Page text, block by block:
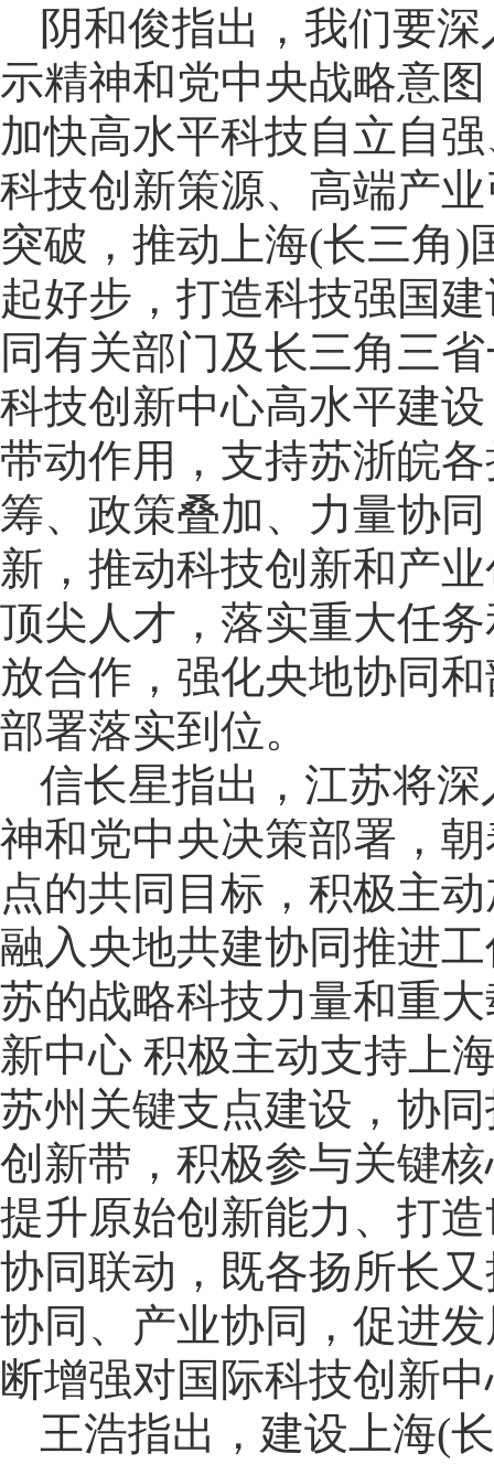
阴和俊指出，我们要
示精神和党中央战略意
加快高水平科技自立自
科技创新策源、高端产
突破，推动上海(长三角)
起好步，打造科技强国
同有关部门及长三角三
科技创新中心高水平建
带动作用，支持苏浙皖
筹、政策叠加、力量协
新，推动科技创新和产
顶尖人才，落实重大任
放合作，强化央地协同
部署落实到位。
信长星指出，江苏将
神和党中央决策部署，
点的共同目标，积极主
融入央地共建协同推进
苏的战略科技力量和重
新中心 积极主动支持上
苏州关键支点建设，协
创新带，积极参与关键
提升原始创新能力、打
协同联动，既各扬所长
协同、产业协同，促进
断增强对国际科技创新
王浩指出，建设上海(